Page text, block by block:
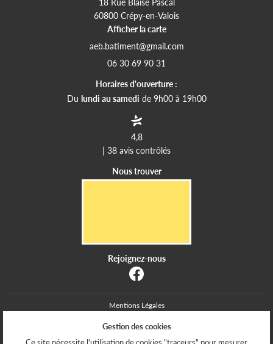
60800 Crépy-en-Valois
Afficher la carte
06 30 69 90 31
Horaires d'ouverture :
Du lundi au samedi de 9h00 à 19h00
4,8
| 38 avis contrôlés
Nous trouver
Rejoignez-nous
Mentions Légales
Politique de confidentialité
Gestion des cookies
Gestion des cookies